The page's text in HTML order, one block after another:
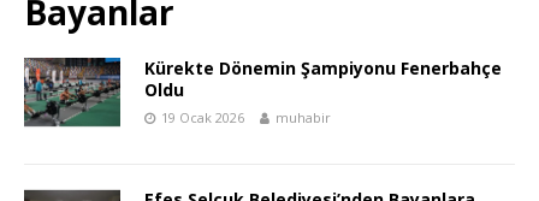
Bayanlar
Kürekte Dönemin Şampiyonu Fenerbahçe
Oldu
19 Ocak 2026 muhabir